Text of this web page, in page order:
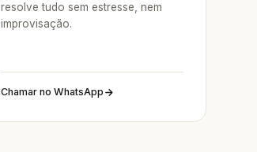
resolve tudo sem estresse, nem
improvisação.
Chamar no WhatsApp